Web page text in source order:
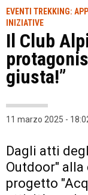
EVENTI TREKKING:
INIZIATIVE
Il Club
giusta!”
11 marzo 2025 -
Dagli atti
Outdoor"
progetto